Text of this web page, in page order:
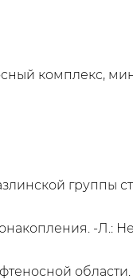
комплекс,
группы
-Л.:
области.